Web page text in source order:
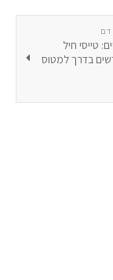
טייסי חיל
בדרך למטוס